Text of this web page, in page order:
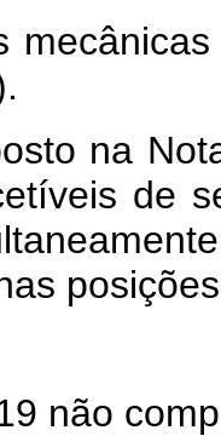
na
de
não